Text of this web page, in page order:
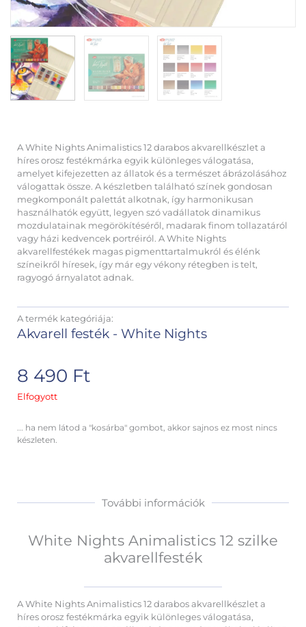
A White Nights Animalistics 12 darabos akvarellkészlet a
híres orosz festékmárka egyik különleges válogatása,
amelyet kifejezetten az állatok és a természet ábrázolásához
válogattak össze. A készletben található színek gondosan
megkomponált palettát alkotnak, így harmonikusan
használhatók együtt, legyen szó vadállatok dinamikus
mozdulatainak megörökítéséről, madarak finom tollazatáról
vagy házi kedvencek portréiról. A White Nights
akvarellfestékek magas pigmenttartalmukról és élénk
színeikről híresek, így már egy vékony rétegben is telt,
ragyogó árnyalatot adnak.
A termék kategóriája:
Akvarell festék - White Nights
8 490 Ft
Elfogyott
... ha nem látod a "kosárba" gombot, akkor sajnos ez most nincs
készleten.
További információk
White Nights Animalistics 12 szilke
akvarellfesték
A White Nights Animalistics 12 darabos akvarellkészlet a
híres orosz festékmárka egyik különleges válogatása,